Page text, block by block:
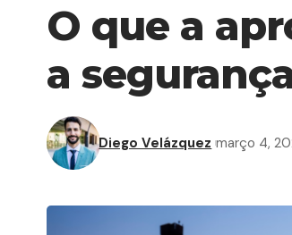
O que a
a
Diego Velázquez março 4,